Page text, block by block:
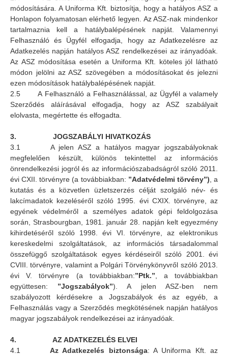
módosítására. A Uniforma Kft. biztosítja, hogy a hatályos ASZ a
Honlapon folyamatosan elérhető legyen. Az ASZ-nak mindenkor
tartalmaznia kell a hatálybalépésének napját. Valamennyi
Felhasználó és Ügyfél elfogadja, hogy az Adatkezelésre az
Adatkezelés napján hatályos ASZ rendelkezései az irányadóak.
Az ASZ módosítása esetén a Uniforma Kft. köteles jól látható
módon jelölni az ASZ szövegében a módosításokat és jelezni
ezen módosítások hatálybalépésének napját.
2.5 A Felhasználó a Felhasználással, az Ügyfél a valamely
Szerződés aláírásával elfogadja, hogy az ASZ szabályait
elolvasta, megértette és elfogadta.
3. JOGSZABÁLYI HIVATKOZÁS
3.1 A jelen ASZ a hatályos magyar jogszabályoknak
megfelelően készült, különös tekintettel az információs
önrendelkezési jogról és az információszabadságról szóló 2011.
évi CXII. törvényre (a továbbiakban: ”Adatvédelmi törvény”) , a
kutatás és a közvetlen üzletszerzés célját szolgáló név- és
lakcímadatok kezeléséről szóló 1995. évi CXIX. törvényre, az
egyének védelméről a személyes adatok gépi feldolgozása
során, Strasbourgban, 1981. január 28. napján kelt egyezmény
kihirdetéséről szóló 1998. évi VI. törvényre, az elektronikus
kereskedelmi szolgáltatások, az információs társadalommal
összefüggő szolgáltatások egyes kérdéseiről szóló 2001. évi
CVIII. törvényre, valamint a Polgári Törvénykönyvről szóló 2013.
évi V. törvényre (a továbbiakban:”Ptk.” , a továbbiakban
együttesen: ”Jogszabályok”). A jelen ASZ-ben nem
szabályozott kérdésekre a Jogszabályok és az egyéb, a
Felhasználás vagy a Szerződés megkötésének napján hatályos
magyar jogszabályok rendelkezései az irányadóak.
4. AZ ADATKEZELÉS ELVEI
4.1Az Adatkezelés biztonsága: A Uniforma Kft. az